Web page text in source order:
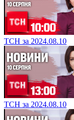
ТСН за 2024.08.10
ТСН за 2024.08.10